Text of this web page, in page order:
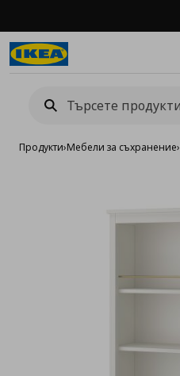
Продукти›Мебели за съхранение›